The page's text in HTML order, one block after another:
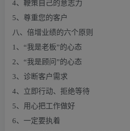
4、鞭策自己的意志力
5、尊重您的客户
八、倍增业绩的六个原则
1、“我是老板”的心态
2、“我是顾问”的心态
3、诊断客户需求
4、立即行动、拒绝等待
5、用心把工作做好
6、一定要执着